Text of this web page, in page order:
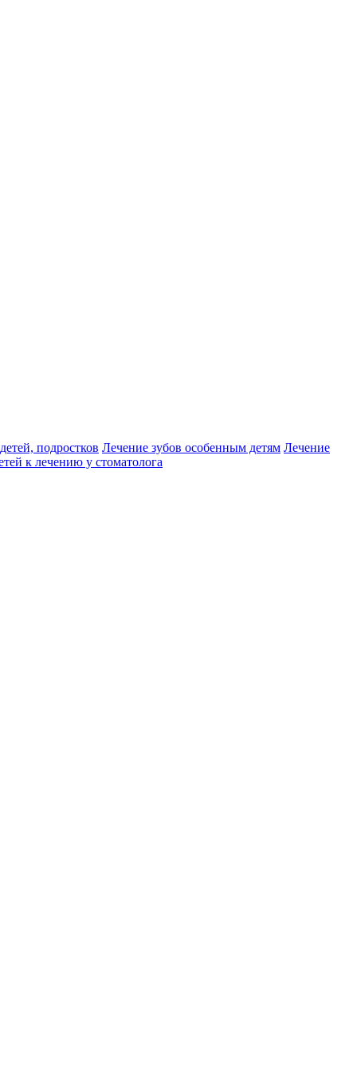
подростков Лечение зубов особенным детям Лечение
к лечению у стоматолога